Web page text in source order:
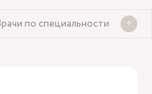
по специальности